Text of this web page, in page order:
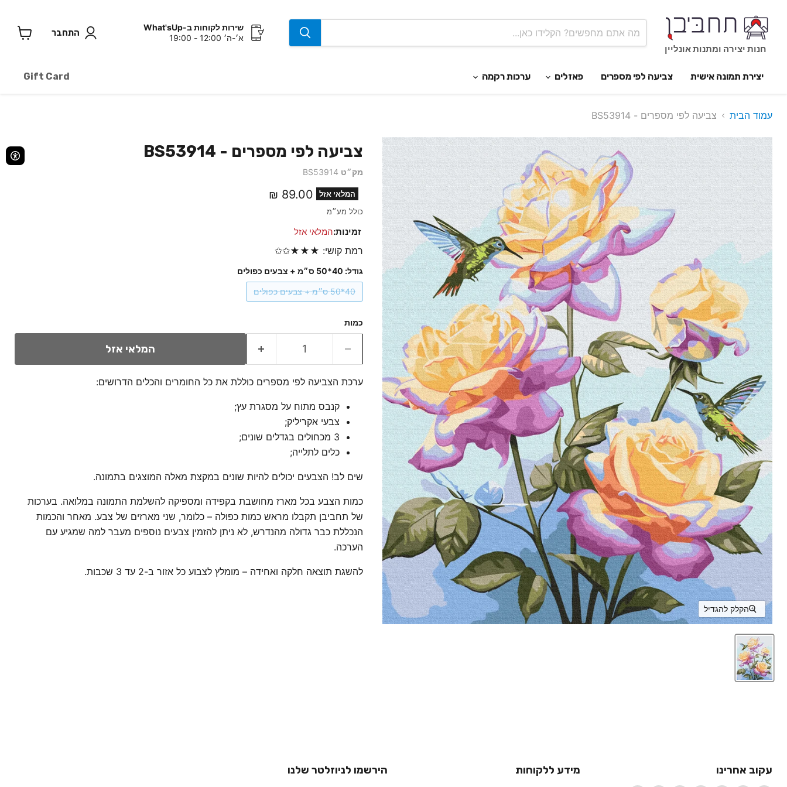
חנות יצירה ומתנות אונליין
שירות לקוחות ב-What'sUp
א׳-ה׳ 12:00 - 19:00
התחבר
יצירת תמונה אישית צביעה לפי מספרים פאזלים ערכות רקמה Gift Card
עמוד הבית צביעה לפי מספרים - BS53914
הקלק להגדיל
צביעה לפי מספרים - BS53914
מק״ט BS53914
המלאי אזל מחיר נוכחי
89.00 ₪
כולל מע״מ
זמינות:המלאי אזל
רמת קושי: ★★★✩✩
גודל: 40*50 ס״מ + צבעים כפולים
40*50 ס״מ + צבעים כפולים
כמות
המלאי אזל
ערכת הצביעה לפי מספרים כוללת את כל החומרים והכלים הדרושים:
קנבס מתוח על מסגרת עץ;
צבעי אקריליק;
3 מכחולים בגדלים שונים;
כלים לתלייה;
שים לב! הצבעים יכולים להיות שונים במקצת מאלה המוצגים בתמונה.
כמות הצבע בכל מארז מחושבת בקפידה ומספיקה להשלמת התמונה במלואה. בערכות
של תחביבן תקבלו מראש כמות כפולה – כלומר, שני מארזים של צבע. מאחר והכמות
הנכללת כבר גדולה מהנדרש, לא ניתן להזמין צבעים נוספים מעבר למה שמגיע עם
הערכה.
להשגת תוצאה חלקה ואחידה – מומלץ לצבוע כל אזור ב-2 עד 3 שכבות.
עקוב אחרינו מידע ללקוחות הירשמו לניוזלטר שלנו